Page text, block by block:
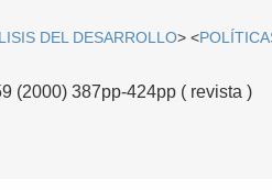
DEL DESARROLLO> <
(2000) 387pp-424pp ( revista )